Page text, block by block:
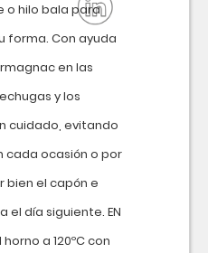
o hilo bala para
forma. Con ayuda
en las
y los
cuidado, evitando
cada ocasión o por
bien el capón e
el día siguiente. EN
a 120ºC con